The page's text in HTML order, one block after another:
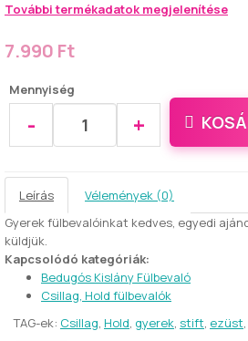
További termékadatok megjelenítése
7.990 Ft
Mennyiség
- +
Leírás
Vélemények (0)
Gyerek fülbevalóinkat kedves, egyedi
küldjük.
Kapcsolódó kategóriák:
Bedugós Kislány Fülbevaló
Csillag, Hold fülbevalók
TAG-ek: Csillag, Hold, gyerek, stift, ezüst,